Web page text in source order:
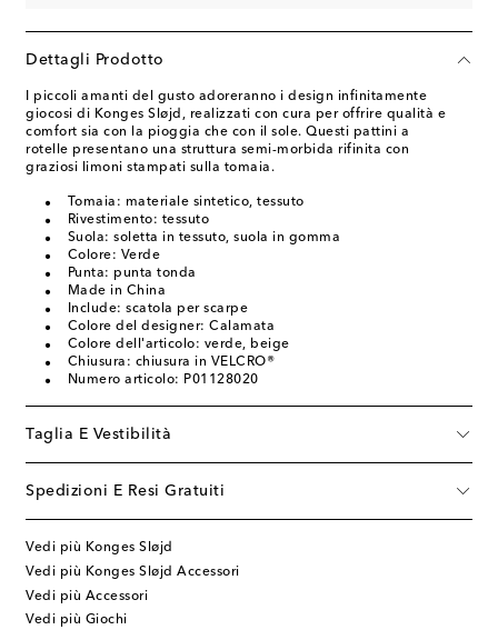
Dettagli Prodotto
I piccoli amanti del gusto adoreranno i design infinitamente
giocosi di Konges Sløjd, realizzati con cura per offrire qualità e
comfort sia con la pioggia che con il sole. Questi pattini a
rotelle presentano una struttura semi-morbida rifinita con
graziosi limoni stampati sulla tomaia.
Tomaia: materiale sintetico, tessuto
Rivestimento: tessuto
Suola: soletta in tessuto, suola in gomma
Colore: Verde
Punta: punta tonda
Made in China
Include: scatola per scarpe
Colore del designer: Calamata
Colore dell'articolo: verde, beige
Chiusura: chiusura in VELCRO®
Numero articolo: P01128020
Taglia E Vestibilità
Spedizioni E Resi Gratuiti
Vedi più Konges Sløjd
Vedi più Konges Sløjd Accessori
Vedi più Accessori
Vedi più Giochi